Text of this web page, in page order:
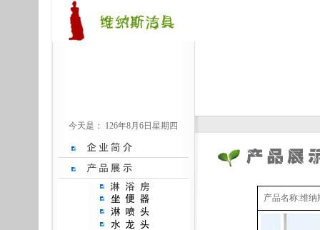
今天是： 126年8月6日星期四
产品名称:维纳